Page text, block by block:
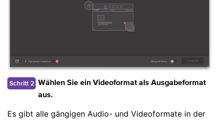
Schritt 2 Wählen Sie ein Videoformat als Ausgabeformat
aus.
Es gibt alle gängigen Audio- und Videoformate in der